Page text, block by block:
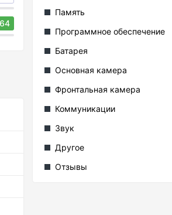
64
Память
Программное обеспечение
Батарея
Основная камера
Фронтальная камера
Коммуникации
Звук
Другое
Отзывы